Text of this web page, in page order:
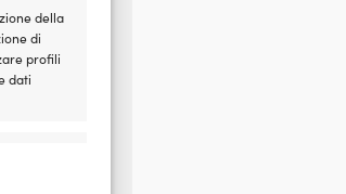
della
di
profili
dati